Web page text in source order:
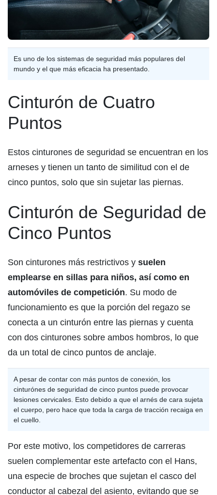
Es uno de los sistemas de seguridad más populares del
mundo y el que más eficacia ha presentado.
Cinturón de Cuatro
Puntos
Estos cinturones de seguridad se encuentran en los
arneses y tienen un tanto de similitud con el de
cinco puntos, solo que sin sujetar las piernas.
Cinturón de Seguridad de
Cinco Puntos
Son cinturones más restrictivos y suelen
emplearse en sillas para niños, así como en
automóviles de competición. Su modo de
funcionamiento es que la porción del regazo se
conecta a un cinturón entre las piernas y cuenta
con dos cinturones sobre ambos hombros, lo que
da un total de cinco puntos de anclaje.
A pesar de contar con más puntos de conexión, los
cinturónes de seguridad de cinco puntos puede provocar
lesiones cervicales. Esto debido a que el arnés de cara sujeta
el cuerpo, pero hace que toda la carga de tracción recaiga en
el cuello.
Por este motivo, los competidores de carreras
suelen complementar este artefacto con el Hans,
una especie de broches que sujetan el casco del
conductor al cabezal del asiento, evitando que se